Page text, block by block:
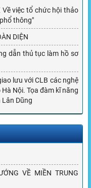
Về việc tổ chức hội thảo
thông"
DIỆN
dẫn thủ tục làm hồ sơ
lưu với CLB các nghệ
Nội. Tọa đàm kĩ năng
Lân Dũng
VỀ MIỀN TRUNG